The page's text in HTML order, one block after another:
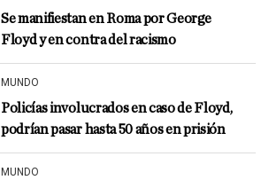
Se manifiestan en Roma por George
Floyd y en contra del racismo
MUNDO
Policías involucrados en caso de Floyd,
podrían pasar hasta 50 años en prisión
MUNDO